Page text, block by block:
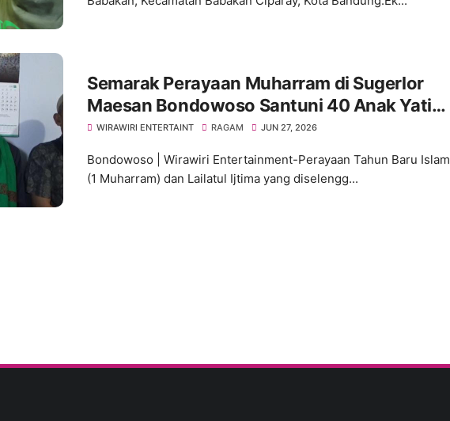
Semarak Perayaan Muharram di Sugerlor
Maesan Bondowoso Santuni 40 Anak Yatim
Piatu
WIRAWIRI ENTERTAINT RAGAM JUN 27, 2026
Bondowoso | Wirawiri Entertainment-Perayaan Tahun Baru Islam
(1 Muharram) dan Lailatul Ijtima yang diselengg...